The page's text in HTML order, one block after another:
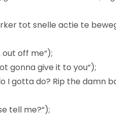
tot snelle actie te
out off me“);
gonna give it to you“);
I gotta do? Rip the damn
tell me?“);